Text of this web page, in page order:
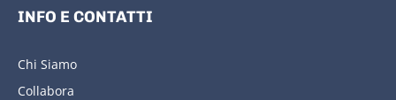
INFO E CONTATTI
Chi Siamo
Collabora